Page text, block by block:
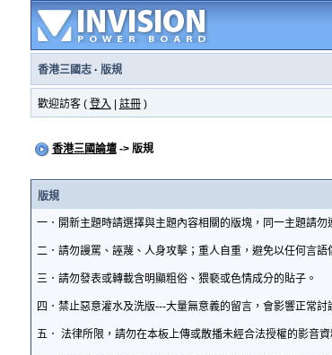
香港三國志· 版規
歡迎訪客 ( 登入 註冊)
香港三國論壇-> 版規
版規
一．開新主題時請選擇與主題內容相關的版塊，同一主題請勿
二．請勿謾罵、誣蔑、人身攻擊；重人自重，避免以任何言語
三．請勿發表或轉載含明顯粗俗、猥褻或色情成分的貼子。
四．禁止惡意灌水及洗版---大量無意義的留言，會影響正常討
五． 法律所限，請勿在本板上傳或散播未經合法授權的影音